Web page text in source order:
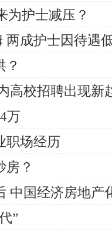
为护士减压？
两成护士因待遇
？
高校招聘出现新
万
职场经历
房？
中国经济房地产
”